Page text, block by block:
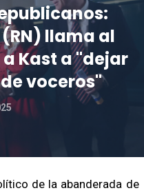
llama al
Kast a "dejar
voceros"
de la abanderada de